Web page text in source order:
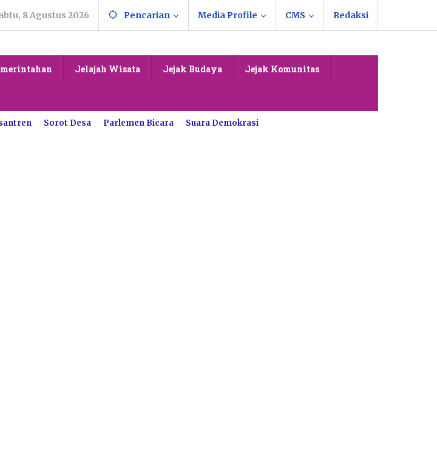
8 Agustus 2026 Pencarian Media Profile CMS Redaksi
Jelajah Wisata Jejak Budaya Jejak Komunitas
Sorot Desa Parlemen Bicara Suara Demokrasi